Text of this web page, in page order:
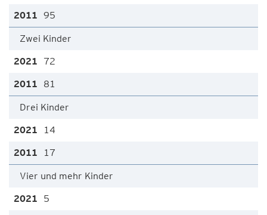
95
Zwei Kinder
72
81
Drei Kinder
14
17
Vier und mehr Kinder
5